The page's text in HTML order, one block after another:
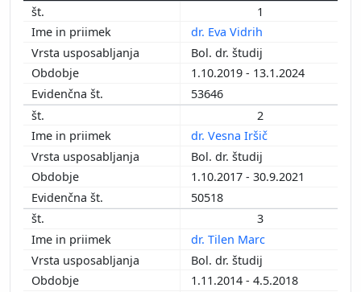
1
dr. Eva Vidrih
Bol. dr. študij
1.10.2019 - 13.1.2024
53646
2
dr. Vesna Iršič
Bol. dr. študij
1.10.2017 - 30.9.2021
50518
3
dr. Tilen Marc
Bol. dr. študij
1.11.2014 - 4.5.2018